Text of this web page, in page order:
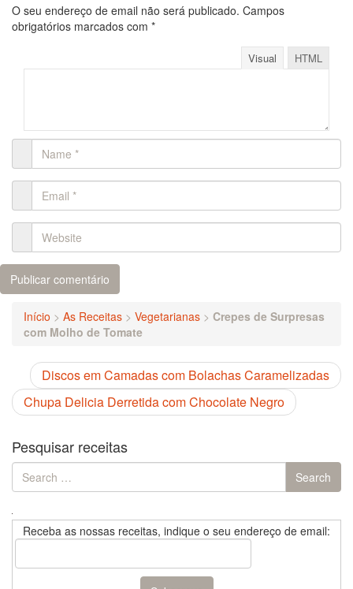
O seu endereço de email não será publicado. Campos
obrigatórios marcados com *
Visual HTML
Início > As Receitas > Vegetarianas > Crepes de Surpresas
com Molho de Tomate
Discos em Camadas com Bolachas Caramelizadas
Chupa Delicia Derretida com Chocolate Negro
Pesquisar receitas
Search
for:
Search
Receba as nossas receitas, indique o seu endereço de email: